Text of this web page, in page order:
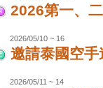
2026第一、
2026/05/10 ~ 16
邀請泰國空
2026/05/11 ~ 14